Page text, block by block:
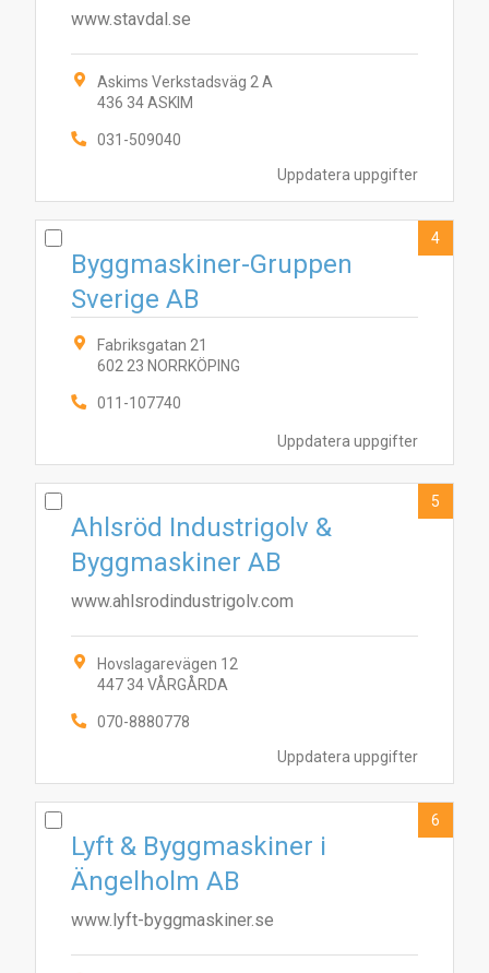
Uppdatera uppgifter
www.stavdal.se
Askims Verkstadsväg 2 A
436 34 ASKIM
031-509040
Uppdatera uppgifter
Byggmaskiner-Gruppen
Sverige AB
Fabriksgatan 21
602 23 NORRKÖPING
011-107740
4
Uppdatera uppgifter
Ahlsröd Industrigolv &
Byggmaskiner AB
www.ahlsrodindustrigolv.com
Hovslagarevägen 12
447 34 VÅRGÅRDA
070-8880778
5
Lyft & Byggmaskiner i
Ängelholm AB
www.lyft-byggmaskiner.se
6